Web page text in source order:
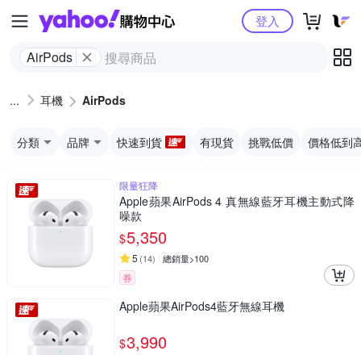
Yahoo購物中心
AirPods
登入
耳機 AirPods
分類 品牌 快速到貨 有現貨 挑戰低價 價格低到
限量狂降
Apple蘋果AirPods 4 真無線藍牙耳機主動式降
噪款
$5,350
5 (14) 總銷量>100
券
Apple蘋果AirPods4藍牙無線耳機
$3,990